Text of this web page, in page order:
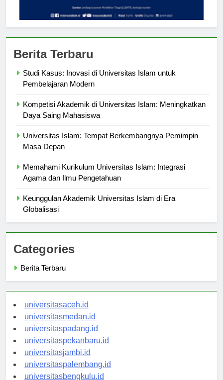
Berita Terbaru
Studi Kasus: Inovasi di Universitas Islam untuk
Kompetisi Akademik di Universitas Islam: Meningkatkan
Universitas Islam: Tempat Berkembangnya Pemimpin
Memahami Kurikulum Universitas Islam: Integrasi
Keunggulan Akademik Universitas Islam di Era
Categories
universitasaceh.id
universitasmedan.id
universitaspadang.id
universitaspekanbaru.id
universitasjambi.id
universitaspalembang.id